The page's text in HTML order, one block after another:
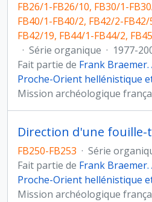
FB26/1-FB26/10, FB30/1-
FB40/1-FB40/2, FB42/2-
FB42/19, FB44/1-FB44/2, FB45
· Série organique · 1977-
Fait partie de Frank
Proche-Orient hellénistique
Mission archéologique
FB250-FB253 · Série
Fait partie de Frank
Proche-Orient hellénistique
Mission archéologique